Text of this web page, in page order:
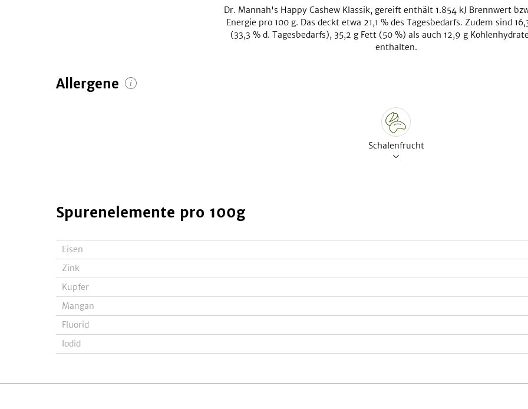
Dr. Mannah's Happy Cashew Klassik, gereift enthält 1.854 kJ Brennwert
Energie pro 100 g. Das deckt etwa 21,1 % des Tagesbedarfs. Zudem sind
(33,3 % d. Tagesbedarfs), 35,2 g Fett (50 %) als auch 12,9 g
enthalten.
Allergene
Schalenfrucht
Spurenelemente pro 100g
Eisen
Zink
Kupfer
Mangan
Fluorid
Iodid